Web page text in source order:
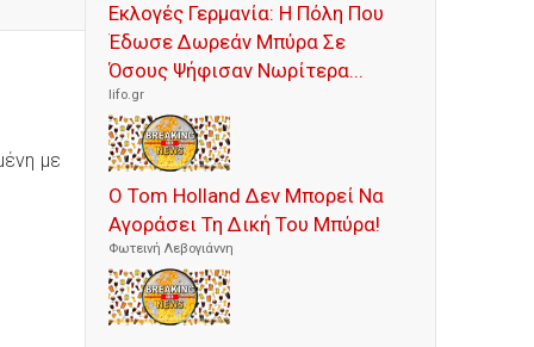
με
Εκλογές Γερμανία: Η Πόλη Που
Έδωσε Δωρεάν Μπύρα Σε
Όσους Ψήφισαν Νωρίτερα...
lifo.gr
Ο Tom Holland Δεν Μπορεί Να
Αγοράσει Τη Δική Του Μπύρα!
Φωτεινή Λεβογιάννη